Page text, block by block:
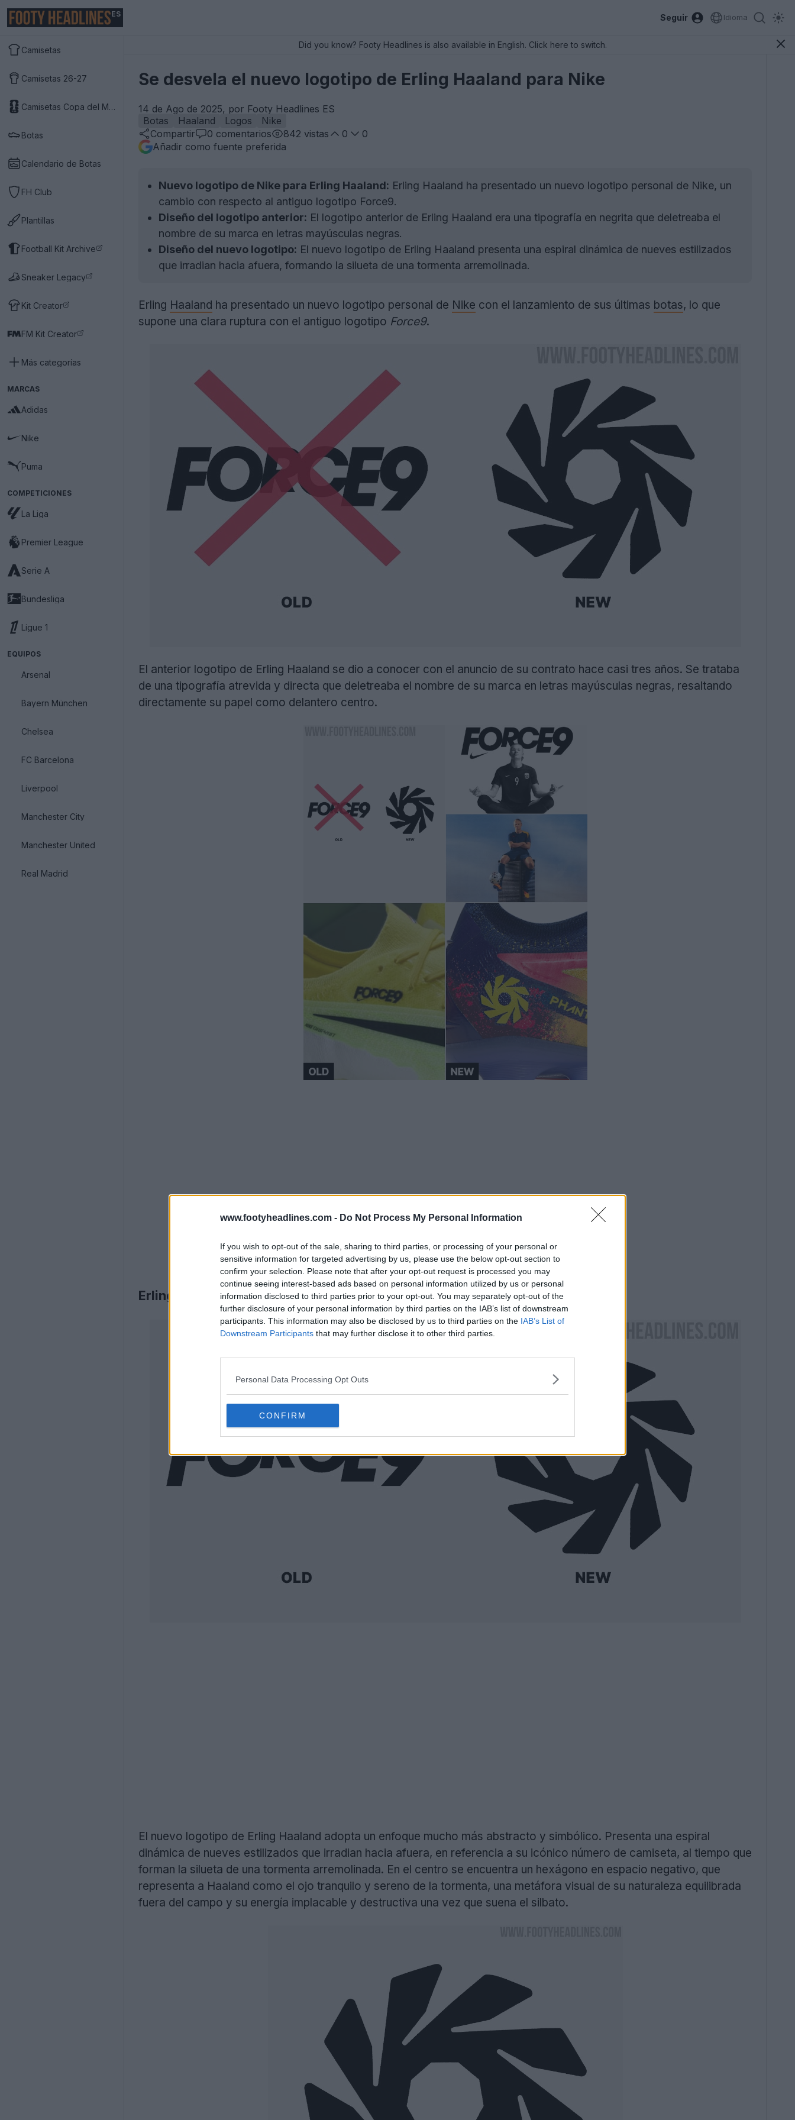
www.footyheadlines.com - Do Not Process My Personal Information
If you wish to opt-out of the sale, sharing to third parties, or processing of your personal or
sensitive information for targeted advertising by us, please use the below opt-out section to
confirm your selection. Please note that after your opt-out request is processed you may
continue seeing interest-based ads based on personal information utilized by us or personal
information disclosed to third parties prior to your opt-out. You may separately opt-out of the
further disclosure of your personal information by third parties on the IAB’s list of downstream
participants. This information may also be disclosed by us to third parties on the IAB’s List of
Downstream Participants that may further disclose it to other third parties.
Personal Data Processing Opt Outs
CONFIRM
ES Seguir Idioma
Camisetas
Camisetas 26-27
Camisetas Copa del Mundo 2026
Botas
Calendario de Botas
FH Club
Plantillas
Football Kit Archive
Sneaker Legacy
Kit Creator
FM Kit Creator
Más categorías
MARCAS
Adidas
Nike
Puma
COMPETICIONES
La Liga
Premier League
Serie A
Bundesliga
Ligue 1
EQUIPOS
Arsenal
Bayern München
Chelsea
FC Barcelona
Liverpool
Manchester City
Manchester United
Real Madrid
Did you know? Footy Headlines is also available in English. Click here to switch.
Se desvela el nuevo logotipo de Erling Haaland para Nike
14 de Ago de 2025, por Footy Headlines ES
Botas
Haaland Logos
Nike
Compartir
0 comentarios 842 vistas 0
0
Añadir como fuente preferida
Nuevo logotipo de Nike para Erling Haaland: Erling Haaland ha presentado un nuevo logotipo personal de Nike, un
cambio con respecto al antiguo logotipo Force9.
Diseño del logotipo anterior: El logotipo anterior de Erling Haaland era una tipografía en negrita que deletreaba el
nombre de su marca en letras mayúsculas negras.
Diseño del nuevo logotipo: El nuevo logotipo de Erling Haaland presenta una espiral dinámica de nueves estilizados
que irradian hacia afuera, formando la silueta de una tormenta arremolinada.
Erling Haaland ha presentado un nuevo logotipo personal de Nike con el lanzamiento de sus últimas botas, lo que
supone una clara ruptura con el antiguo logotipo Force9.
El anterior logotipo de Erling Haaland se dio a conocer con el anuncio de su contrato hace casi tres años. Se trataba
de una tipografía atrevida y directa que deletreaba el nombre de su marca en letras mayúsculas negras, resaltando
directamente su papel como delantero centro.
Erling Haaland 2025 Logotipo exclusivo
El nuevo logotipo de Erling Haaland adopta un enfoque mucho más abstracto y simbólico. Presenta una espiral
dinámica de nueves estilizados que irradian hacia afuera, en referencia a su icónico número de camiseta, al tiempo que
forman la silueta de una tormenta arremolinada. En el centro se encuentra un hexágono en espacio negativo, que
representa a Haaland como el ojo tranquilo y sereno de la tormenta, una metáfora visual de su naturaleza equilibrada
fuera del campo y su energía implacable y destructiva una vez que suena el silbato.